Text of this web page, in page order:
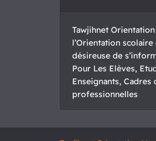
Tawjihnet
l’Orientation
désireuse de
Pour Les Elèves,
Enseignants,
professionnelles